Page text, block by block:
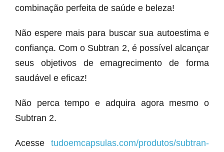
combinação perfeita de saúde e beleza!
Não espere mais para buscar sua autoestima e
confiança. Com o Subtran 2, é possível alcançar
seus objetivos de emagrecimento de forma
saudável e eficaz!
Não perca tempo e adquira agora mesmo o
Subtran 2.
Acesse tudoemcapsulas.com/produtos/subtran-